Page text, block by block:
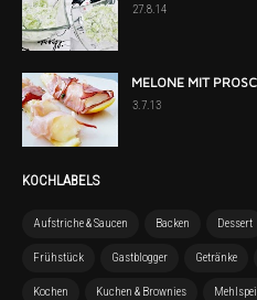
27.8.14
MELONE MIT
3.7.13
KOCHLABELS
Aufstriche & Saucen Backen Dessert
Frühstück Gastblogger Getränke
Kochen Kuchen & Brownies